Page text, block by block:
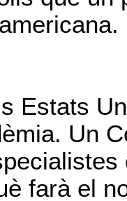
Estats
Un
farà el